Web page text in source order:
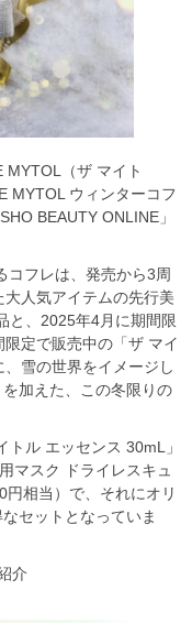
MYTOL（ザ マイト
MYTOL ウィンターコフ
BEAUTY ONLINE」
コフレは、発売から3周
人気アイテムの先行美
と、2025年4月に期間限
定で販売中の「ザ マイ
雪の世界をイメージし
加えた、この冬限りの
ル エッセンス 30mL」
マスク ドライレスキュ
相当）で、それにオリ
セットとなっていま
介